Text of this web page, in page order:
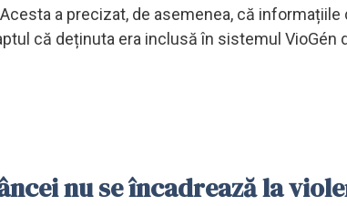
a precizat, de asemenea, că informațiile
că deținuta era inclusă în sistemul VioGén
nu se încadrează la